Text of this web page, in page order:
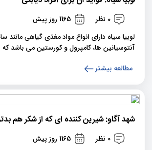
0 نظر
1165 روز پیش
لوبیا سیاه دارای انواع مواد مغذی گیاهی مانند
آنتوسیانین ها، کامپرول و کورستین می باشد که
مطالعه بیشتر
شهد آگاو: شیرین کننده ای که از شکر هم
0 نظر
1165 روز پیش